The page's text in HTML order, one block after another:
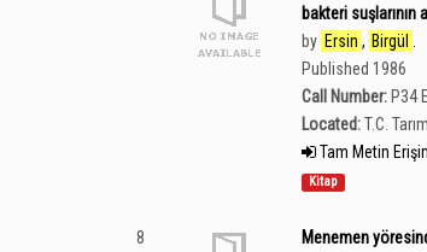
bakteri
by Ersin , Birgül
Published 1986
Call Number: P34
Located:T.C.
Tam Metin
Kitap
8
Menemen